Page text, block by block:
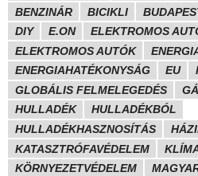
BENZINÁR
BICIKLI
DIY
E.ON
ELEKTROMOS
ELEKTROMOS AUTÓK
ENERGIAHATÉKONYSÁG
EU
GLOBÁLIS FELMELEGEDÉS
HULLADÉK
HULLADÉKBÓL
HULLADÉKHASZNOSÍTÁS
KATASZTRÓFAVÉDELEM
KÖRNYEZETVÉDELEM